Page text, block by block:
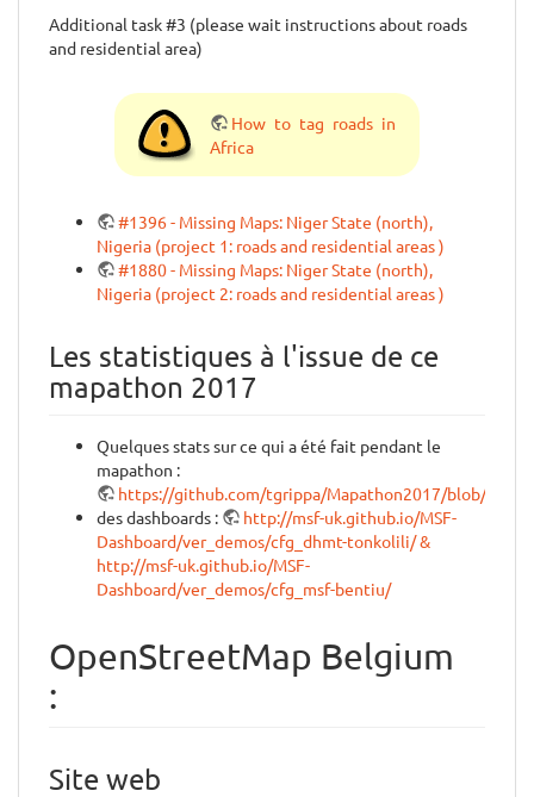
Additional task #3 (please wait instructions about roads
and residential area)
How to tag roads in
Africa
#1396 - Missing Maps: Niger State (north),
Nigeria (project 1: roads and residential areas )
#1880 - Missing Maps: Niger State (north),
Nigeria (project 2: roads and residential areas )
Les statistiques à l'issue de ce
mapathon 2017
Quelques stats sur ce qui a été fait pendant le
mapathon :
https://github.com/tgrippa/Mapathon2017/blob/
des dashboards :
http://msf-uk.github.io/MSF-
Dashboard/ver_demos/cfg_dhmt-tonkolili/ &
http://msf-uk.github.io/MSF-
Dashboard/ver_demos/cfg_msf-bentiu/
OpenStreetMap Belgium
:
Site web